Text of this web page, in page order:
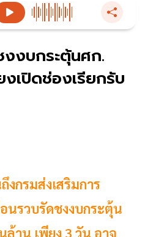
งบกระตุ้นศก.
งเปิดช่องเรียกรับ
กรมส่งเสริมการ
นรวบรัดชงงบกระตุ้น
ล้าน เพียง 3 วัน อาจ